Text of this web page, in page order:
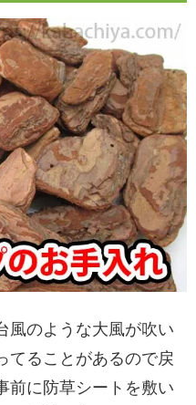
風のような大風が吹い
てることがあるので戻
前に防草シートを敷い